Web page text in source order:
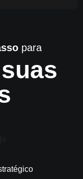
para